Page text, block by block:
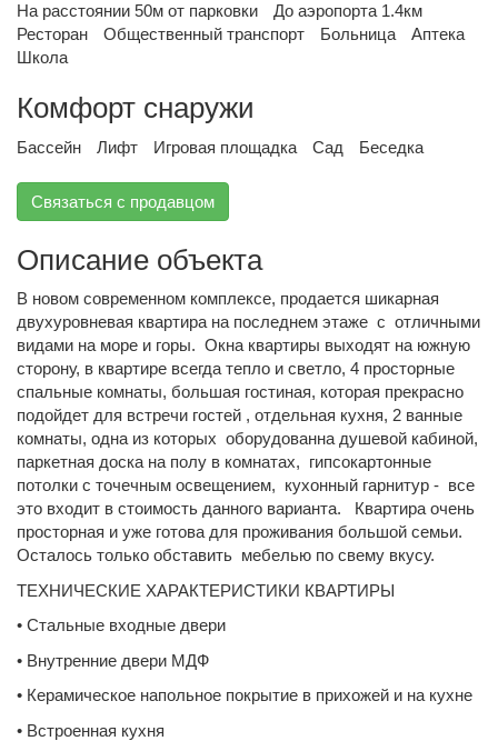
На расстоянии 50м от парковки
До аэропорта 1.4км
Ресторан
Общественный транспорт Больница
Аптека
Школа
Комфорт снаружи
Бассейн Лифт Игровая площадка Сад Беседка
Связаться с продавцом
Описание объекта
В новом современном комплексе, продается шикарная
двухуровневая квартира на последнем этаже с отличными
видами на море и горы. Окна квартиры выходят на южную
сторону, в квартире всегда тепло и светло, 4 просторные
спальные комнаты, большая гостиная, которая прекрасно
подойдет для встречи гостей , отдельная кухня, 2 ванные
комнаты, одна из которых оборудованна душевой кабиной,
паркетная доска на полу в комнатах, гипсокартонные
потолки с точечным освещением, кухонный гарнитур - все
это входит в стоимость данного варианта. Квартира очень
просторная и уже готова для проживания большой семьи.
Осталось только обставить мебелью по свему вкусу.
ТЕХНИЧЕСКИЕ ХАРАКТЕРИСТИКИ КВАРТИРЫ
• Стальные входные двери
• Внутренние двери МДФ
• Керамическое напольное покрытие в прихожей и на кухне
• Встроенная кухня